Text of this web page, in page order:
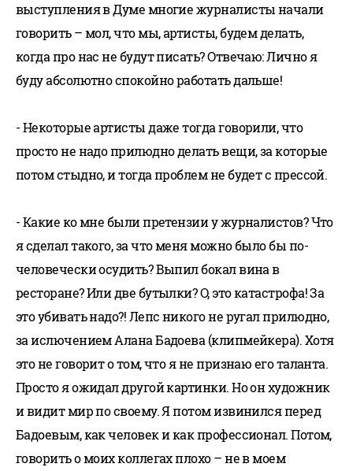
выступления в Думе многие журналисты начали
говорить – мол, что мы, артисты, будем делать,
когда про нас не будут писать? Отвечаю: Лично я
буду абсолютно спокойно работать дальше!
- Некоторые артисты даже тогда говорили, что
просто не надо прилюдно делать вещи, за которые
потом стыдно, и тогда проблем не будет с прессой.
- Какие ко мне были претензии у журналистов? Что
я сделал такого, за что меня можно было бы по-
человечески осудить? Выпил бокал вина в
ресторане? Или две бутылки? О, это катастрофа! За
это убивать надо?! Лепс никого не ругал прилюдно,
за ислючением Алана Бадоева (клипмейкера). Хотя
это не говорит о том, что я не признаю его таланта.
Просто я ожидал другой картинки. Но он художник
и видит мир по своему. Я потом извинился перед
Бадоевым, как человек и как профессионал. Потом,
говорить о моих коллегах плохо – не в моем